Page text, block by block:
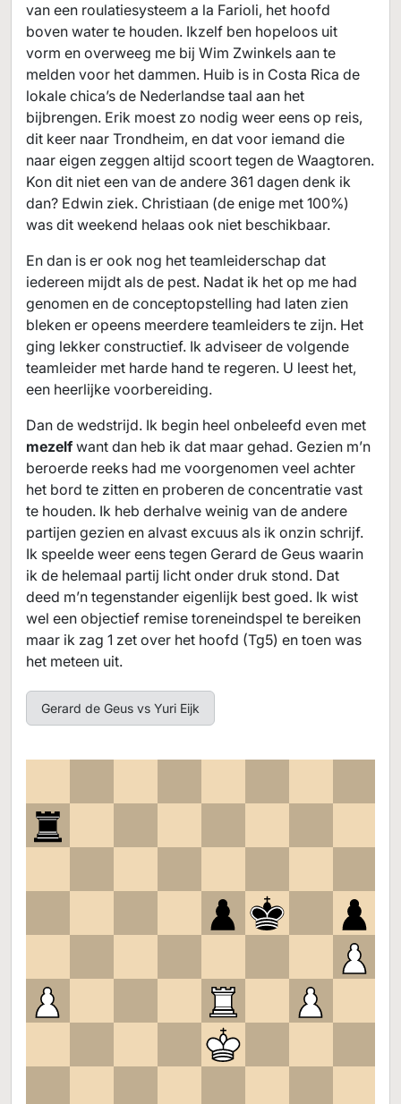
van een roulatiesysteem a la Farioli, het hoofd
boven water te houden. Ikzelf ben hopeloos uit
vorm en overweeg me bij Wim Zwinkels aan te
melden voor het dammen. Huib is in Costa Rica de
lokale chica’s de Nederlandse taal aan het
bijbrengen. Erik moest zo nodig weer eens op reis,
dit keer naar Trondheim, en dat voor iemand die
naar eigen zeggen altijd scoort tegen de Waagtoren.
Kon dit niet een van de andere 361 dagen denk ik
dan? Edwin ziek. Christiaan (de enige met 100%)
was dit weekend helaas ook niet beschikbaar.
En dan is er ook nog het teamleiderschap dat
iedereen mijdt als de pest. Nadat ik het op me had
genomen en de conceptopstelling had laten zien
bleken er opeens meerdere teamleiders te zijn. Het
ging lekker constructief. Ik adviseer de volgende
teamleider met harde hand te regeren. U leest het,
een heerlijke voorbereiding.
Dan de wedstrijd. Ik begin heel onbeleefd even met
mezelf want dan heb ik dat maar gehad. Gezien m’n
beroerde reeks had me voorgenomen veel achter
het bord te zitten en proberen de concentratie vast
te houden. Ik heb derhalve weinig van de andere
partijen gezien en alvast excuus als ik onzin schrijf.
Ik speelde weer eens tegen Gerard de Geus waarin
ik de helemaal partij licht onder druk stond. Dat
deed m’n tegenstander eigenlijk best goed. Ik wist
wel een objectief remise toreneindspel te bereiken
maar ik zag 1 zet over het hoofd (Tg5) en toen was
het meteen uit.
Gerard de Geus vs Yuri Eijk